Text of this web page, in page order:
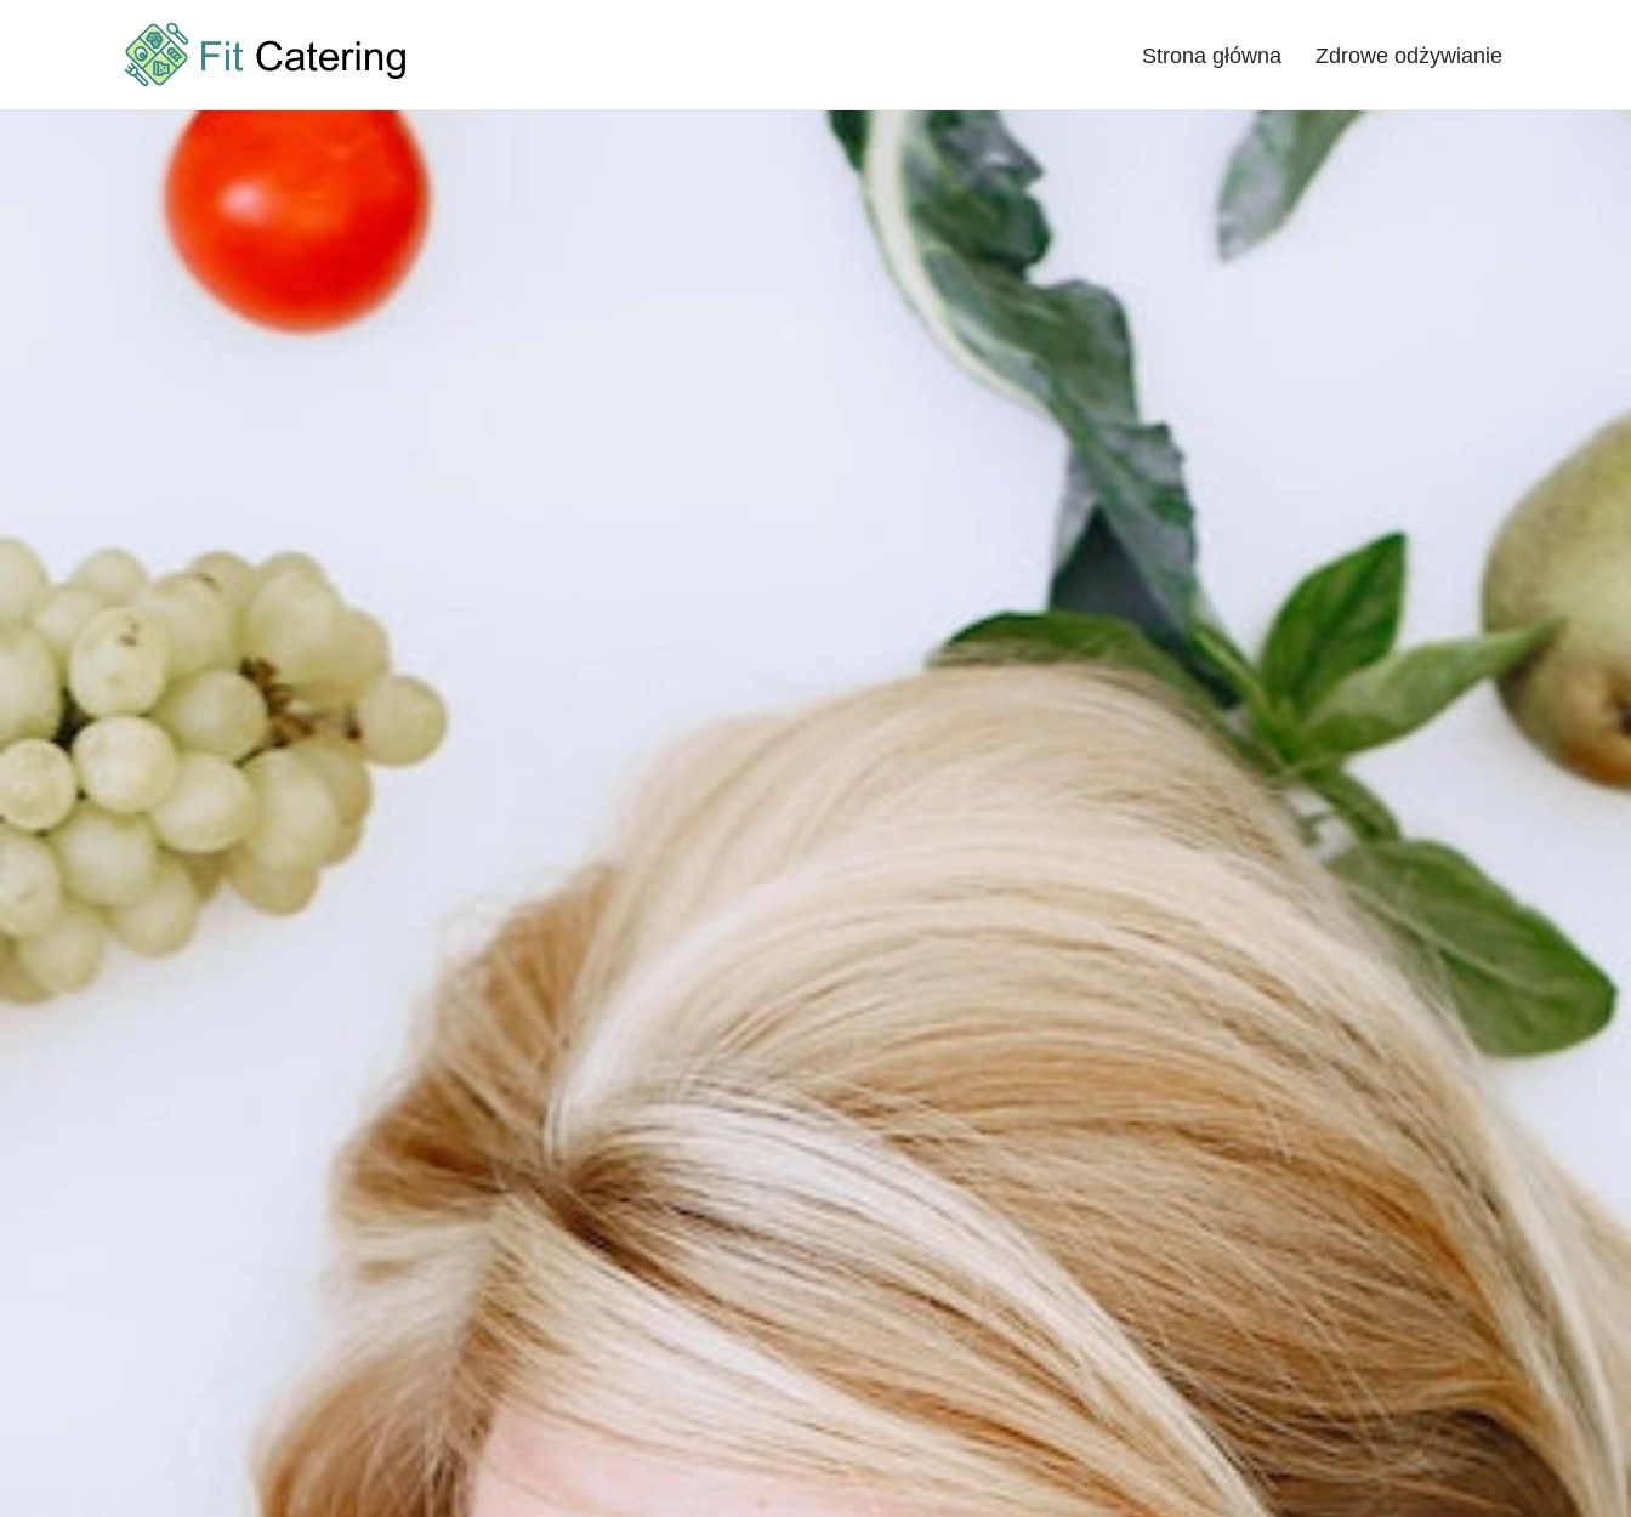
Strona główna Zdrowe odżywianie